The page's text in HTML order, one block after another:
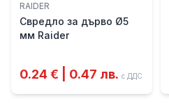
RAIDER
Свредло за дърво Ø5
мм Raider
0.24 € | 0.47 лв. с ДДС